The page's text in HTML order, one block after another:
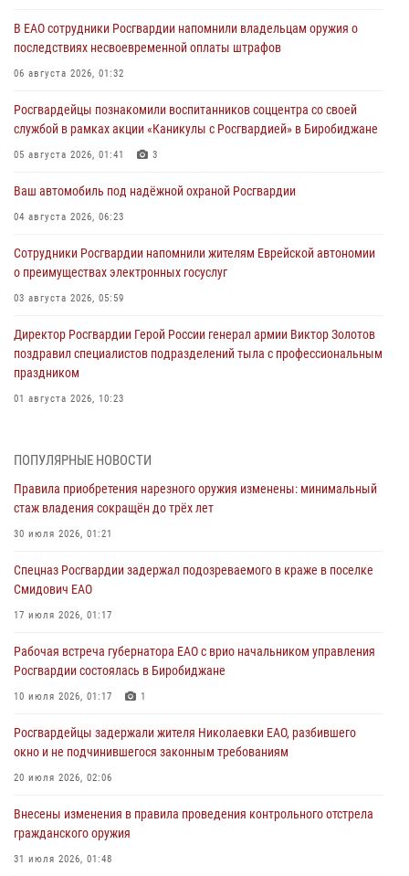
В ЕАО сотрудники Росгвардии напомнили владельцам оружия о
последствиях несвоевременной оплаты штрафов
06 августа 2026, 01:32
Росгвардейцы познакомили воспитанников соццентра со своей
службой в рамках акции «Каникулы с Росгвардией» в Биробиджане
05 августа 2026, 01:41 3
Ваш автомобиль под надёжной охраной Росгвардии
04 августа 2026, 06:23
Сотрудники Росгвардии напомнили жителям Еврейской автономии
о преимуществах электронных госуслуг
03 августа 2026, 05:59
Директор Росгвардии Герой России генерал армии Виктор Золотов
поздравил специалистов подразделений тыла с профессиональным
праздником
01 августа 2026, 10:23
Российской Федерации
В Росгвардии вспоминают российских воинов, погибших в Первой
мировой войне 1914-1918 годов
Внесены изменения в правила проведения контрольного отстрела
гражданского оружия
Правила приобретения нарезного оружия изменены: минимальный
стаж владения сокращён до трёх лет
ПОПУЛЯРНЫЕ НОВОСТИ
Правила приобретения нарезного оружия изменены: минимальный
стаж владения сокращён до трёх лет
30 июля 2026, 01:21
Спецназ Росгвардии задержал подозреваемого в краже в поселке
Смидович ЕАО
17 июля 2026, 01:17
Рабочая встреча губернатора ЕАО с врио начальником управления
Росгвардии состоялась в Биробиджане
10 июля 2026, 01:17 1
Росгвардейцы задержали жителя Николаевки ЕАО, разбившего
окно и не подчинившегося законным требованиям
20 июля 2026, 02:06
Внесены изменения в правила проведения контрольного отстрела
гражданского оружия
31 июля 2026, 01:48